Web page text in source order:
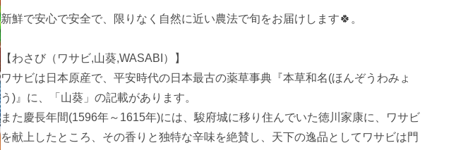
新鮮で安心で安全で、限りなく自然に近い農法で旬をお届けします🍀。
【わさび（ワサビ,山葵,WASABI）】
ワサビは日本原産で、平安時代の日本最古の薬草事典『本草和名(ほんぞうわみょ
う)』に、「山葵」の記載があります。
また慶長年間(1596年～1615年)には、駿府城に移り住んでいた徳川家康に、ワサビ
を献上したところ、その香りと独特な辛味を絶賛し、天下の逸品としてワサビは門